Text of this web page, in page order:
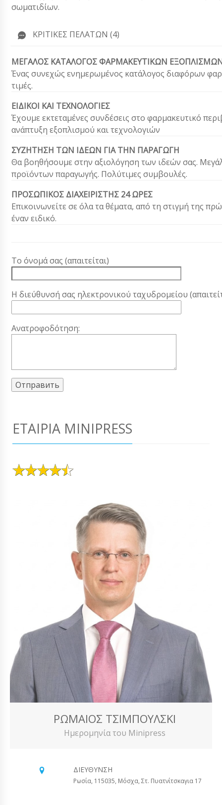
σωματιδίων.
ΚΡΙΤΙΚΈΣ ΠΕΛΑΤΏΝ (4)
ΜΕΓΑΛΟΣ ΚΑΤΑΛΟΓΟΣ ΦΑΡΜΑΚΕΥΤΙΚΩΝ
Ένας συνεχώς ενημερωμένος κατάλογος διαφόρων
τιμές.
ΕΙΔΙΚΟΙ ΚΑΙ ΤΕΧΝΟΛΟΓΙΕΣ
Έχουμε εκτεταμένες συνδέσεις στο φαρμακευτικό
ανάπτυξη εξοπλισμού και τεχνολογιών
ΣΥΖΗΤΗΣΗ ΤΩΝ ΙΔΕΩΝ ΓΙΑ ΤΗΝ ΠΑΡΑΓΩΓΗ
Θα βοηθήσουμε στην αξιολόγηση των ιδεών σας.
προϊόντων παραγωγής. Πολύτιμες συμβουλές.
ΠΡΟΣΩΠΙΚΟΣ ΔΙΑΧΕΙΡΙΣΤΗΣ 24 ΩΡΕΣ
Επικοινωνείτε σε όλα τα θέματα, από τη στιγμή της
έναν ειδικό.
Το όνομά σας (απαιτείται)
Η διεύθυνσή σας ηλεκτρονικού ταχυδρομείου
Ανατροφοδότηση:
ΕΤΑΙΡΊΑ MINIPRESS
ΡΩΜΑΊΟΣ ΤΣΙΜΠΟΎΛΣΚΙ
Ημερομηνία του Minipress
ΔΙΕΎΘΥΝΣΗ
Ρωσία, 115035, Μόσχα, Στ. Πυατνίτσκαγια 17